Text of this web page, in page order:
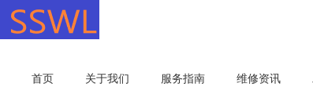
首页 关于我们 服务指南 维修资讯